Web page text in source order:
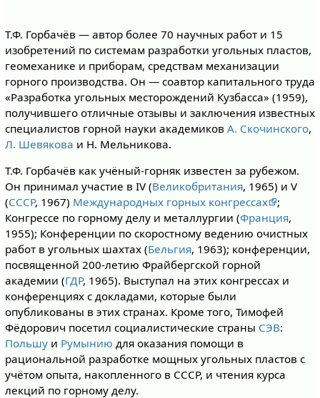
Т.Ф. Горбачёв — автор более 70 научных работ и 15
изобретений по системам разработки угольных пластов,
геомеханике и приборам, средствам механизации
горного производства. Он — соавтор капитального труда
«Разработка угольных месторождений Кузбасса» (1959),
получившего отличные отзывы и заключения известных
специалистов горной науки академиков А. Скочинского,
Л. Шевякова и Н. Мельникова.
Т.Ф. Горбачёв как учёный-горняк известен за рубежом.
Он принимал участие в IV (Великобритания, 1965) и V
(СССР, 1967) Международных горных конгрессах
;
Конгрессе по горному делу и металлургии (Франция,
1955); Конференции по скоростному ведению очистных
работ в угольных шахтах (Бельгия, 1963); конференции,
посвященной 200-летию Фрайбергской горной
академии (ГДР, 1965). Выступал на этих конгрессах и
конференциях с докладами, которые были
опубликованы в этих странах. Кроме того, Тимофей
Фёдорович посетил социалистические страны СЭВ:
Польшуи Румынию для оказания помощи в
рациональной разработке мощных угольных пластов с
учётом опыта, накопленного в СССР, и чтения курса
лекций по горному делу.